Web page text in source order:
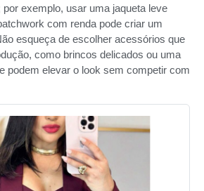
por exemplo, usar uma jaqueta leve
com renda pode criar um
esqueça de escolher acessórios que
como brincos delicados ou uma
podem elevar o look sem competir com